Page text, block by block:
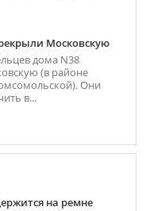
Московскую
дома N38
(в районе
Они
в...
на ремне